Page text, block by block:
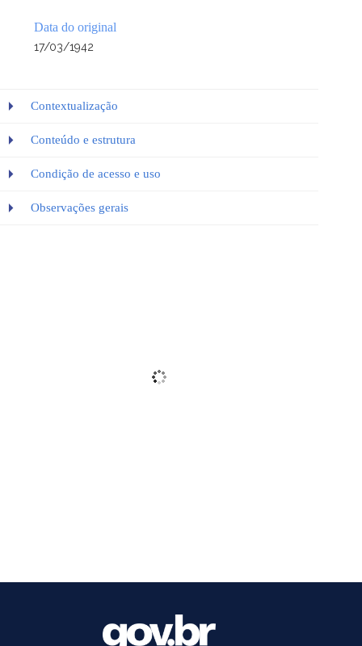
Data do original
17/03/1942
Contextualização
Conteúdo e estrutura
Condição de acesso e uso
Observações gerais